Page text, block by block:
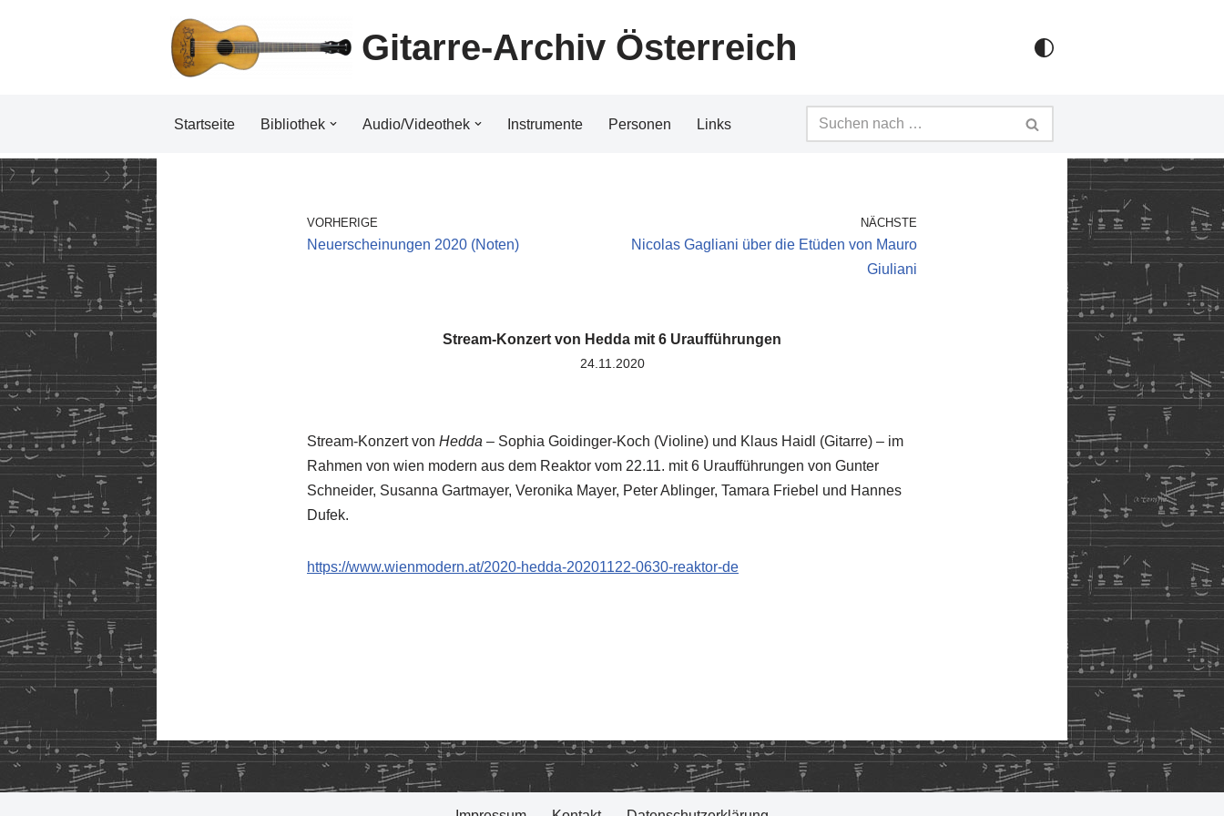
Gitarre-Archiv Österreich
Startseite Bibliothek Audio/Videothek Instrumente Personen Links
VORHERIGE
Neuerscheinungen 2020 (Noten)
NÄCHSTE
Nicolas Gagliani über die Etüden von Mauro
Giuliani
Stream-Konzert von Hedda mit 6 Uraufführungen
24.11.2020
Stream-Konzert von Hedda – Sophia Goidinger-Koch (Violine) und Klaus Haidl (Gitarre) – im
Rahmen von wien modern aus dem Reaktor vom 22.11. mit 6 Uraufführungen von Gunter
Schneider, Susanna Gartmayer, Veronika Mayer, Peter Ablinger, Tamara Friebel und Hannes
Dufek.
https://www.wienmodern.at/2020-hedda-20201122-0630-reaktor-de